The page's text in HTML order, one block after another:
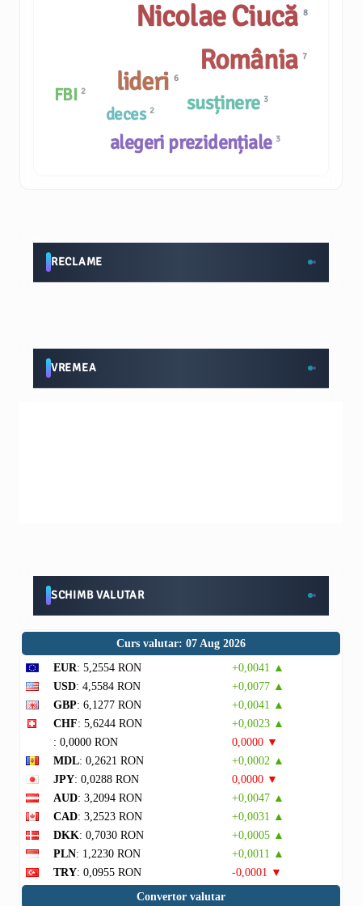
România7
alegeri prezidențiale 3
deces 2
lideri 6
FBI 2 susținere 3
Nicolae Ciucă8
RECLAME
VREMEA
SCHIMB VALUTAR
Curs valutar: 07 Aug 2026
EUR: 5,2554 RON
+0,0041 ▲
USD: 4,5584 RON
+0,0077 ▲
GBP: 6,1277 RON
+0,0041 ▲
CHF: 5,6244 RON
+0,0023 ▲
: 0,0000 RON
0,0000 ▼
MDL: 0,2621 RON
+0,0002 ▲
JPY: 0,0288 RON
0,0000 ▼
AUD: 3,2094 RON
+0,0047 ▲
CAD: 3,2523 RON
+0,0031 ▲
DKK: 0,7030 RON
+0,0005 ▲
PLN: 1,2230 RON
+0,0011 ▲
TRY: 0,0955 RON
-0,0001 ▼
Convertor valutar